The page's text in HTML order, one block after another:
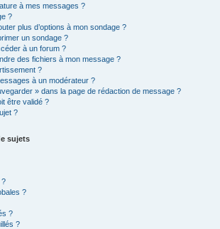
à mes messages ?
?
plus d’options à mon sondage ?
un sondage ?
à un forum ?
des fichiers à mon message ?
?
à un modérateur ?
» dans la page de rédaction de message ?
être validé ?
?
sujets
?
?
?
?